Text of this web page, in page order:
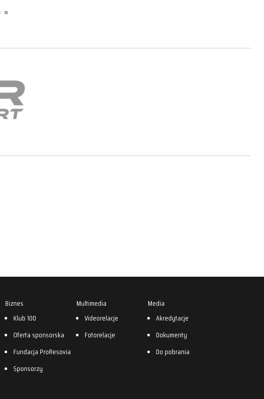
Biznes
Klub 100
Oferta sponsorska
Fundacja ProResovia
Sponsorzy
Multimedia
Videorelacje
Fotorelacje
Media
Akredytacje
Dokumenty
Do pobrania